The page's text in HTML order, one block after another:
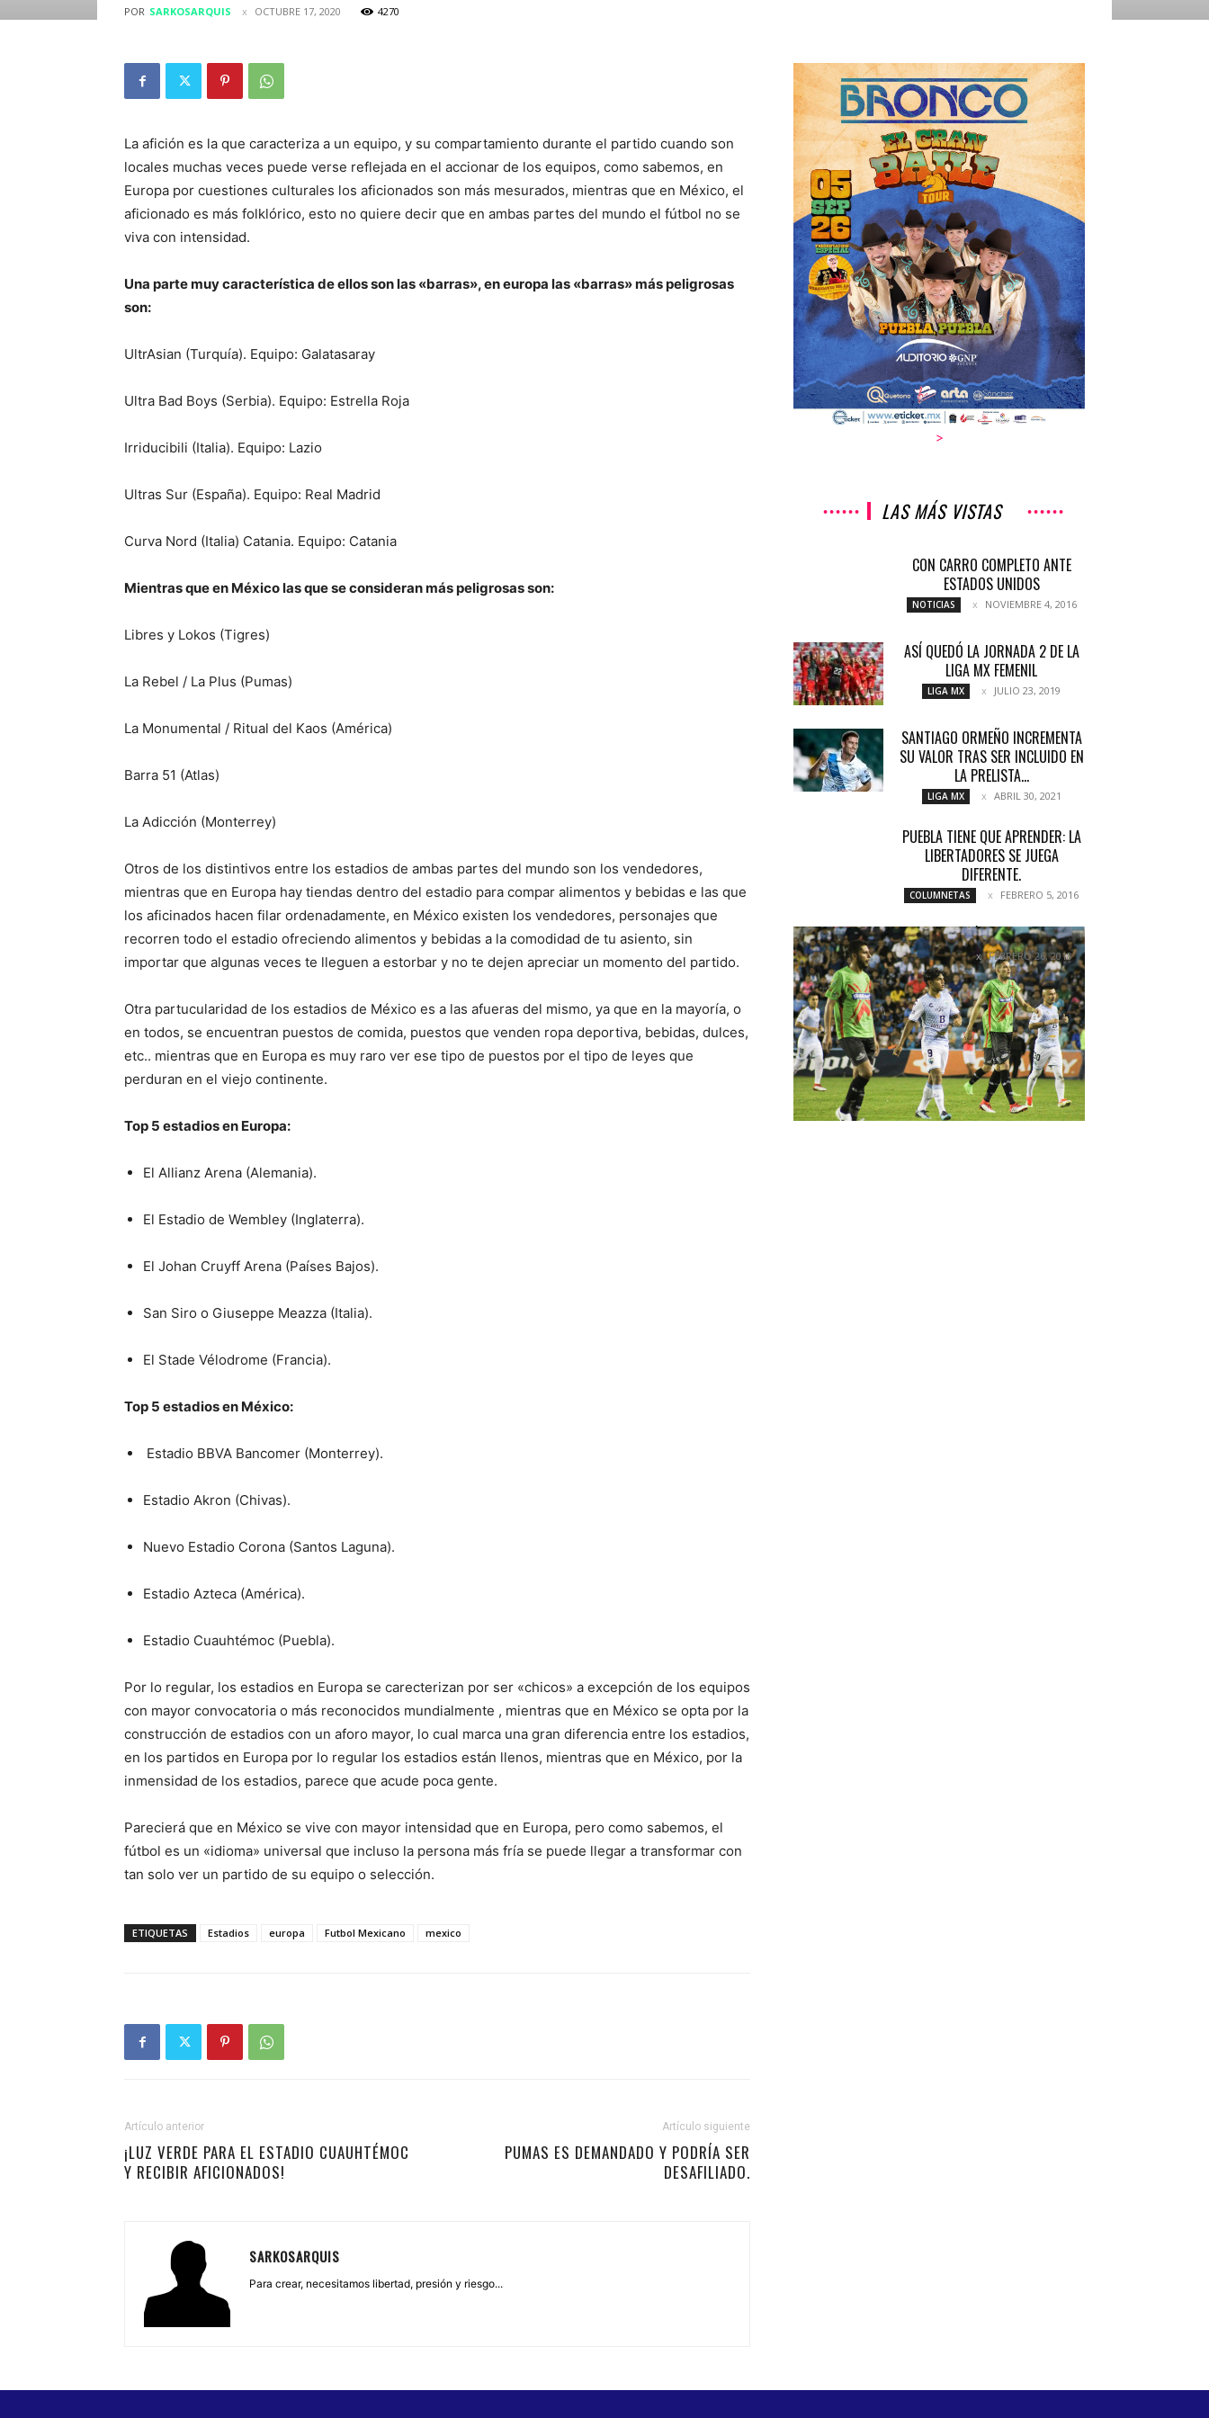
POR SARKOSARQUIS OCTUBRE 17, 2020 4270
La afición es la que caracteriza a un equipo, y su compartamiento durante el partido cuando son
locales muchas veces puede verse reflejada en el accionar de los equipos, como sabemos, en
Europa por cuestiones culturales los aficionados son más mesurados, mientras que en México, el
aficionado es más folklórico, esto no quiere decir que en ambas partes del mundo el fútbol no se
viva con intensidad.
Una parte muy característica de ellos son las «barras», en europa las «barras» más peligrosas
son:
UltrAsian (Turquía). Equipo: Galatasaray
Ultra Bad Boys (Serbia). Equipo: Estrella Roja
Irriducibili (Italia). Equipo: Lazio
Ultras Sur (España). Equipo: Real Madrid
Curva Nord (Italia) Catania. Equipo: Catania
Mientras que en México las que se consideran más peligrosas son:
Libres y Lokos (Tigres)
La Rebel / La Plus (Pumas)​
La Monumental / Ritual del Kaos (América)
Barra 51 (Atlas)
La Adicción (Monterrey)
Otros de los distintivos entre los estadios de ambas partes del mundo son los vendedores,
mientras que en Europa hay tiendas dentro del estadio para compar alimentos y bebidas e las que
los aficinados hacen filar ordenadamente, en México existen los vendedores, personajes que
recorren todo el estadio ofreciendo alimentos y bebidas a la comodidad de tu asiento, sin
importar que algunas veces te lleguen a estorbar y no te dejen apreciar un momento del partido.
Otra partucularidad de los estadios de México es a las afueras del mismo, ya que en la mayoría, o
en todos, se encuentran puestos de comida, puestos que venden ropa deportiva, bebidas, dulces,
etc.. mientras que en Europa es muy raro ver ese tipo de puestos por el tipo de leyes que
perduran en el viejo continente.
Top 5 estadios en Europa:
El Allianz Arena (Alemania).
El Estadio de Wembley (Inglaterra).
El Johan Cruyff Arena (Países Bajos).
San Siro o Giuseppe Meazza (Italia).
El Stade Vélodrome (Francia).
Top 5 estadios en México:
Estadio BBVA Bancomer (Monterrey).
Estadio Akron (Chivas).
Nuevo Estadio Corona (Santos Laguna).
Estadio Azteca (América).
Estadio Cuauhtémoc (Puebla).
Por lo regular, los estadios en Europa se carecterizan por ser «chicos» a excepción de los equipos
con mayor convocatoria o más reconocidos mundialmente , mientras que en México se opta por la
construcción de estadios con un aforo mayor, lo cual marca una gran diferencia entre los estadios,
en los partidos en Europa por lo regular los estadios están llenos, mientras que en México, por la
inmensidad de los estadios, parece que acude poca gente.
Parecierá que en México se vive con mayor intensidad que en Europa, pero como sabemos, el
fútbol es un «idioma» universal que incluso la persona más fría se puede llegar a transformar con
tan solo ver un partido de su equipo o selección.
ETIQUETAS Estadios europa Futbol Mexicano mexico
Artículo anterior
¡LUZ VERDE PARA EL ESTADIO CUAUHTÉMOC
Y RECIBIR AFICIONADOS!
Artículo siguiente
PUMAS ES DEMANDADO Y PODRÍA SER
DESAFILIADO.
SARKOSARQUIS
Para crear, necesitamos libertad, presión y riesgo...
>
LAS MÁS VISTAS
CON CARRO COMPLETO ANTE
ESTADOS UNIDOS
NOTICIAS NOVIEMBRE 4, 2016
ASÍ QUEDÓ LA JORNADA 2 DE LA
LIGA MX FEMENIL
LIGA MX JULIO 23, 2019
SANTIAGO ORMEÑO INCREMENTA
SU VALOR TRAS SER INCLUIDO EN
LA PRELISTA...
LIGA MX ABRIL 30, 2021
PUEBLA TIENE QUE APRENDER: LA
LIBERTADORES SE JUEGA
DIFERENTE.
COLUMNETAS FEBRERO 5, 2016
SE TERMINÓ LA MALA RACHA
NOTICIAS FEBRERO 26, 2018